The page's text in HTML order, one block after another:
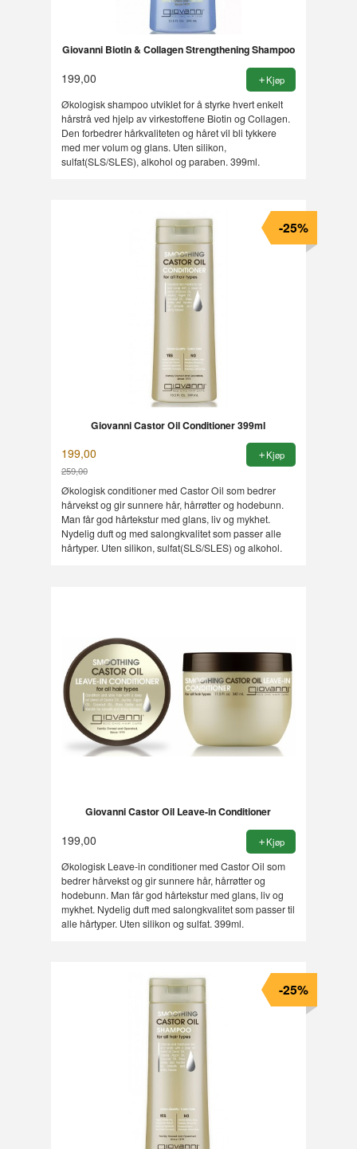
Giovanni Biotin & Collagen Strengthening Shampoo
199,00 Kjøp
Økologisk shampoo utviklet for å styrke hvert enkelt
hårstrå ved hjelp av virkestoffene Biotin og Collagen.
Den forbedrer hårkvaliteten og håret vil bli tykkere
med mer volum og glans. Uten silikon,
sulfat(SLS/SLES), alkohol og paraben. 399ml.
Giovanni Castor Oil Conditioner 399ml
199,00
259,00
Rabatt
-25%
Kjøp
Økologisk conditioner med Castor Oil som bedrer
hårvekst og gir sunnere hår, hårrøtter og hodebunn.
Man får god hårtekstur med glans, liv og mykhet.
Nydelig duft og med salongkvalitet som passer alle
hårtyper. Uten silikon, sulfat(SLS/SLES) og alkohol.
Giovanni Castor Oil Leave-in Conditioner
199,00 Kjøp
Økologisk Leave-in conditioner med Castor Oil som
bedrer hårvekst og gir sunnere hår, hårrøtter og
hodebunn. Man får god hårtekstur med glans, liv og
mykhet. Nydelig duft med salongkvalitet som passer til
alle hårtyper. Uten silikon og sulfat. 399ml.
-25%